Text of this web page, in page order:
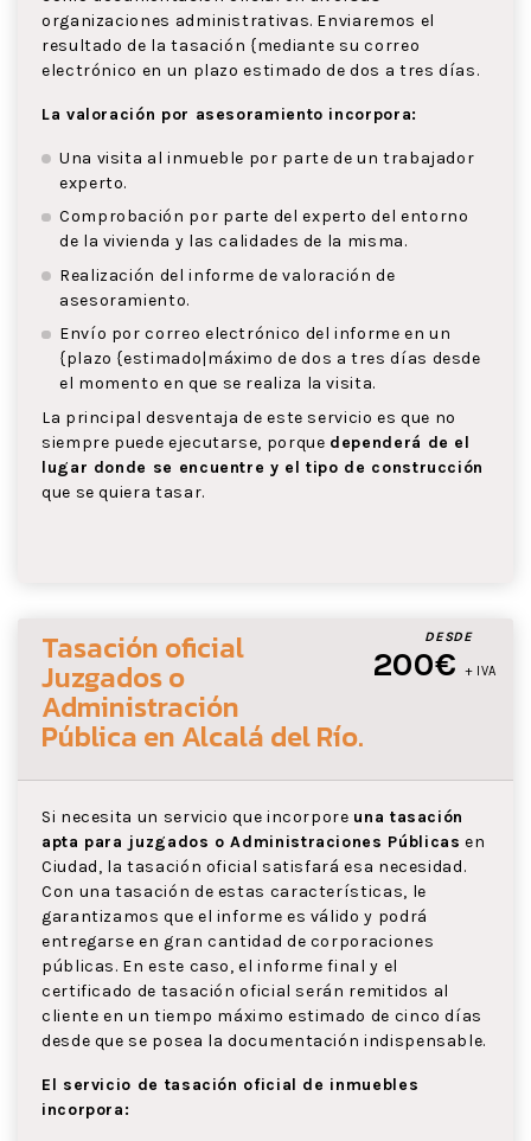
organizaciones administrativas. Enviaremos el
resultado de la tasación {mediante su correo
electrónico en un plazo estimado de dos a tres días.
La valoración por asesoramiento incorpora:
Una visita al inmueble por parte de un trabajador
experto.
Comprobación por parte del experto del entorno
de la vivienda y las calidades de la misma.
Realización del informe de valoración de
asesoramiento.
Envío por correo electrónico del informe en un
{plazo {estimado|máximo de dos a tres días desde
el momento en que se realiza la visita.
La principal desventaja de este servicio es que no
siempre puede ejecutarse, porque dependerá de el
lugar donde se encuentre y el tipo de construcción
que se quiera tasar.
DESDE
200€ + IVA
Tasación oficial
Juzgados o
Administración
Pública en Alcalá del Río.
Si necesita un servicio que incorpore una tasación
apta para juzgados o Administraciones Públicas en
Ciudad, la tasación oficial satisfará esa necesidad.
Con una tasación de estas características, le
garantizamos que el informe es válido y podrá
entregarse en gran cantidad de corporaciones
públicas. En este caso, el informe final y el
certificado de tasación oficial serán remitidos al
cliente en un tiempo máximo estimado de cinco días
desde que se posea la documentación indispensable.
El servicio de tasación oficial de inmuebles
incorpora: